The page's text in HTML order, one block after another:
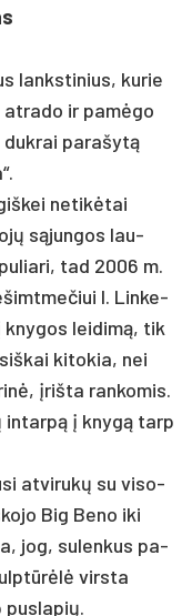
lanks­ti­nius, ku­rie
ir pamė­go
pa­ra­šytą
ne­tikė­tai
sąjun­gos lau­
tad 2006 m.
I. Lin­ke­
lei­dimą, tik
ki­to­kia, nei
įriš­ta ran­ko­mis.
in­tarpą į knygą tarp
at­vi­rukų su vi­so­
Big Be­no iki
jog, su­len­kus pa­
virs­ta